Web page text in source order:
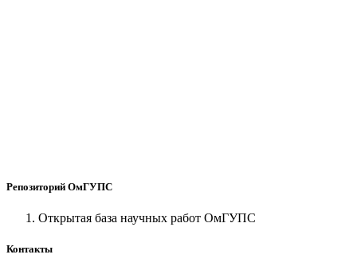
Репозиторий ОмГУПС
Открытая база научных работ ОмГУПС
Контакты